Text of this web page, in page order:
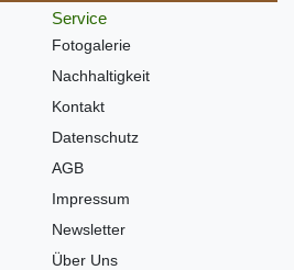
Service
Fotogalerie
Nachhaltigkeit
Kontakt
Datenschutz
AGB
Impressum
Newsletter
Über Uns